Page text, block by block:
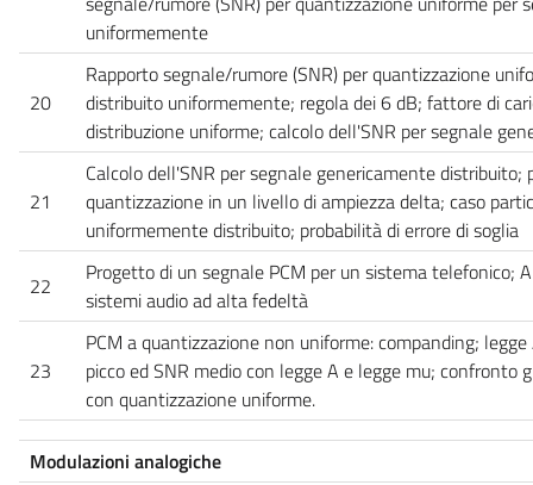
uniformemente
20
Rapporto segnale/rumore (SNR) per quantizzazione
distribuito uniformemente; regola dei 6 dB; fattore di
distribuzione uniforme; calcolo dell'SNR per segnale
21
Calcolo dell'SNR per segnale genericamente distribuito;
quantizzazione in un livello di ampiezza delta; caso
uniformemente distribuito; probabilità di errore di soglia
22
Progetto di un segnale PCM per un sistema telefonico;
sistemi audio ad alta fedeltà
23
PCM a quantizzazione non uniforme: companding;
picco ed SNR medio con legge A e legge mu; confronto
con quantizzazione uniforme.
Modulazioni analogiche